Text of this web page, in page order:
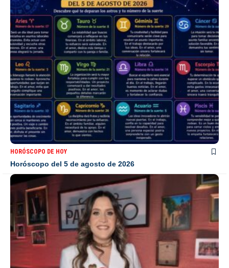
HORÓSCOPO DE HOY
Horóscopo del 5 de agosto de 2026